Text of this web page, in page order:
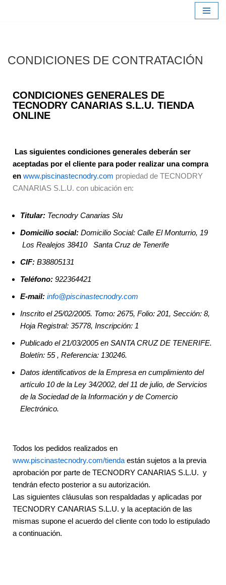
CONDICIONES DE CONTRATACIÓN
CONDICIONES GENERALES DE
TECNODRY CANARIAS S.L.U. TIENDA
ONLINE
Las siguientes condiciones generales deberán ser
aceptadas por el cliente para poder realizar una compra
en www.piscinastecnodry.com propiedad de TECNODRY
CANARIAS S.L.U. con ubicación en:
Titular: Tecnodry Canarias Slu
Domicilio social: Domicilio Social: Calle El Monturrio, 19
Los Realejos 38410 Santa Cruz de Tenerife
CIF: B38805131
Teléfono: 922364421
E-mail: info@piscinastecnodry.com
Inscrito el 25/02/2005. Tomo: 2675, Folio: 201, Sección: 8,
Hoja Registral: 35778, Inscripción: 1
Publicado el 21/03/2005 en SANTA CRUZ DE TENERIFE.
Boletín: 55 , Referencia: 130246.
Datos identificativos de la Empresa en cumplimiento del
artículo 10 de la Ley 34/2002, del 11 de julio, de Servicios
de la Sociedad de la Información y de Comercio
Electrónico.
Todos los pedidos realizados en
www.piscinastecnodry.com/tienda están sujetos a la previa
aprobación por parte de TECNODRY CANARIAS S.L.U. y
tendrán efecto posterior a su autorización.
Las siguientes cláusulas son respaldadas y aplicadas por
TECNODRY CANARIAS S.L.U. y la aceptación de las
mismas supone el acuerdo del cliente con todo lo estipulado
a continuación.